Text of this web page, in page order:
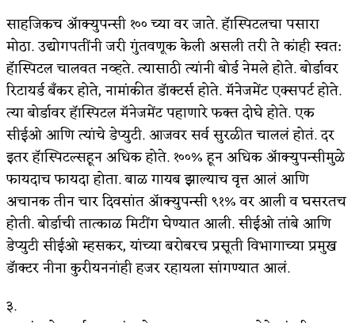
साहजिकच ॲाक्युपन्सी १०० च्या वर जाते. हॅास्पिटलचा पसारा
मोठा. उद्योगपतींनी जरी गुंतवणूक केली असली तरी ते कांही स्वत:
हॅास्पिटल चालवत नव्हते. त्यासाठी त्यांनी बोर्ड नेमले होते. बोर्डावर
रिटायर्ड बँकर होते, नामांकीत डॅाक्टर्स होते. मॅनेजमेंट एक्सपर्ट होते.
त्या बोर्डावर हॅास्पिटल मॅनेजमेंट पहाणारे फक्त दोघे होते. एक
सीईओ आणि त्यांचे डेप्युटी. आजवर सर्व सुरळीत चाललं होतं. दर
इतर हॅास्पिटल्सहून अधिक होते. १००% हून अधिक ॲाक्युपन्सीमुळे
फायदाच फायदा होता. बाळ गायब झाल्याच वृत्त आलं आणि
अचानक तीन चार दिवसांत ॲाक्युपन्सी ९१% वर आली व घसरतच
होती. बोर्डाची तात्काळ मिटींग घेण्यात आली. सीईओ तांबे आणि
डेप्युटी सीईओ म्हसकर, यांच्या बरोबरच प्रसूती विभागाच्या प्रमुख
डॅाक्टर नीना कुरीयननांही हजर रहायला सांगण्यात आलं.
३.